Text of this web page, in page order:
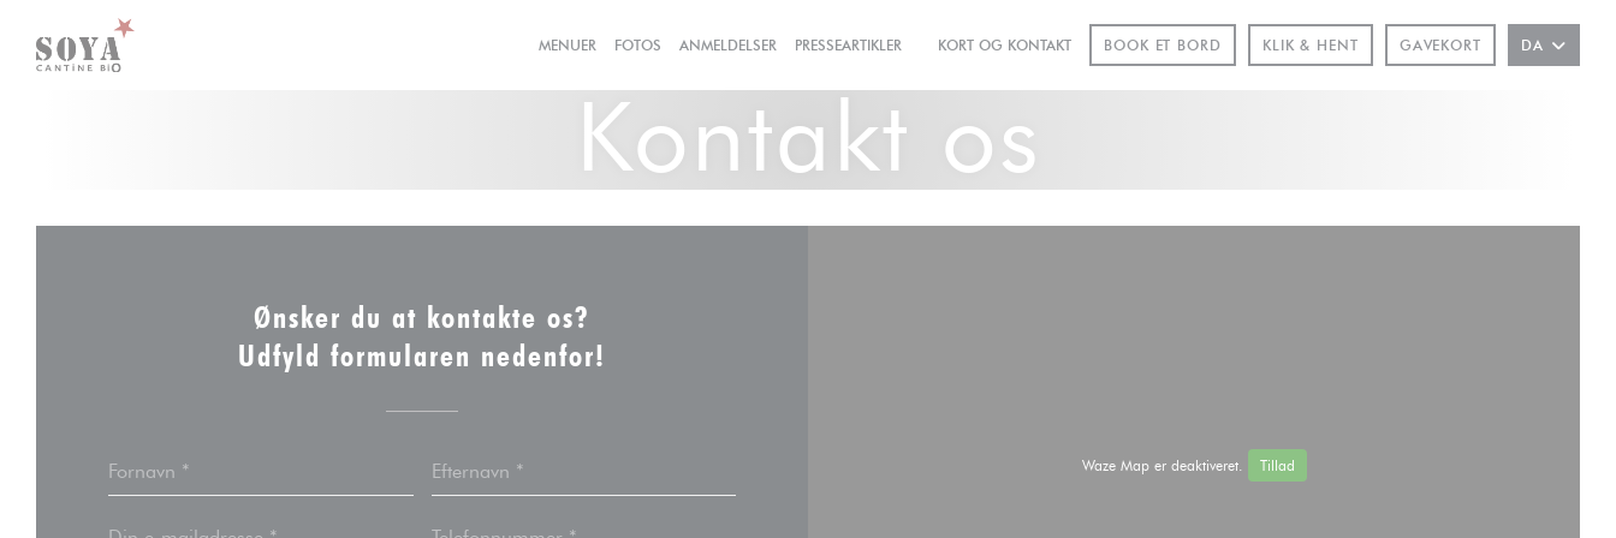
CCookie-styringspanel
MENUER FOTOS ANMELDELSER PRESSEARTIKLER
((ÅBNER I ET NYT VINDUE))
KORT OG KONTAKT BOOK ET BORD KLIK & HENT GAVEKORT DA
Kontakt os
Ønsker du at kontakte os?
Udfyld formularen nedenfor!
Waze Map er deaktiveret. Tillad